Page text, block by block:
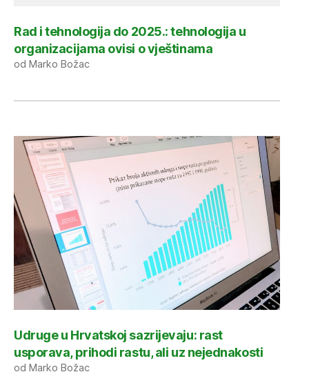
Rad i tehnologija do 2025.: tehnologija u
organizacijama ovisi o vještinama
od Marko Božac
Udruge u Hrvatskoj sazrijevaju: rast
usporava, prihodi rastu, ali uz nejednakosti
od Marko Božac